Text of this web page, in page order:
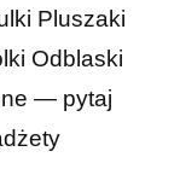
Pluszaki
Odblaski
— pytaj